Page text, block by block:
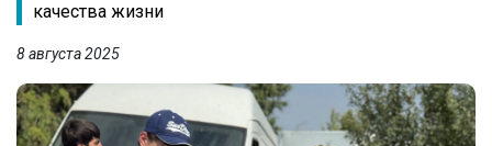
качества жизни
8 августа 2025